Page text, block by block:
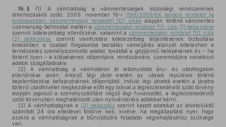
16. § (1)
A vámhatóság a vámmentességek közösségi rendszerének
létrehozásáról szóló, 2009. november 16-i 1186/2009/EK tanácsi rendelet (a
továbbiakban: vámmentességi rendelet) 107. cikke alapján történő vámmentes
üzemanyag-behozatal esetén a vámmentességi rendelet 110. cikk (1) bekezdése
szerinti kötelezettség ellenőrzése, valamint avámmentességi rendelet 110. cikk
(2) bekezdése
szerinti vámfizetési kötelezettség teljesítésének biztosítása
érdekében a szabad forgalomba bocsátás vámeljárás alanyát kötelezheti a
természetes személyazonosító adatai, továbbá a gépjármű belépésének és – ha
történt ilyen – a kilépésének időpontjára, rendszámára, üzemmódjára vonatkozó
adatok szolgáltatására.
(2) A vámhatóság a vámhatáron át lebonyolódó áru- és utasforgalom
ellenőrzése során, érkező légi járat esetén az utasok repülésre történő
bejelentkezése befejezésének időpontjától, induló légi járatok esetén a járatra
történő utasfelvétel megkezdése előtt egy órával a légiközlekedésről szóló törvény
alapján jogosult a személyszállítást végző légi fuvarozótól, a légiközlekedésről
szóló törvényben meghatározott utas-nyilvántartási adatokat kérni.
(3) A vámhatóságnak a (2) bekezdés szerint kapott adatokat az átvételüktől
számított 24 óra elteltével törölnie kell, kivéve, ha megállapítást nyer, hogy
azokra a vámhatóságnak a bűnüldözési feladatai végrehajtásához szüksége
van.